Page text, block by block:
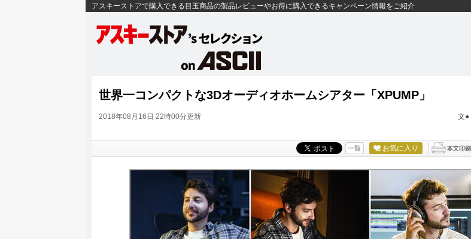
アスキーストアで購入できる目玉商品の製品レビューやお得に購入できるキャンペーン情報をご紹介
世界一コンパクトな3Dオーディオホームシアター「XPUMP」
2018年08月16日 22時00分更新 文●
一覧 お気に入り